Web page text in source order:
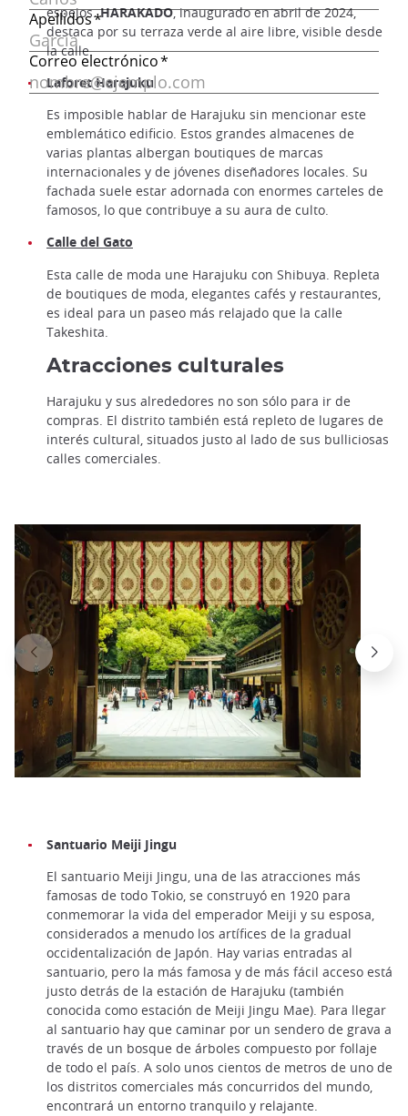
espejos.HARAKADO, inaugurado en abril de 2024,
destaca por su terraza verde al aire libre, visible desde
la calle.
Laforet Harajuku
Es imposible hablar de Harajuku sin mencionar este
emblemático edificio. Estos grandes almacenes de
varias plantas albergan boutiques de marcas
internacionales y de jóvenes diseñadores locales. Su
fachada suele estar adornada con enormes carteles de
famosos, lo que contribuye a su aura de culto.
Calle del Gato
Esta calle de moda une Harajuku con Shibuya. Repleta
de boutiques de moda, elegantes cafés y restaurantes,
es ideal para un paseo más relajado que la calle
Takeshita.
Atracciones culturales
Harajuku y sus alrededores no son sólo para ir de
compras. El distrito también está repleto de lugares de
interés cultural, situados justo al lado de sus bulliciosas
calles comerciales.
Santuario Meiji Jingu
El santuario Meiji Jingu, una de las atracciones más
famosas de todo Tokio, se construyó en 1920 para
conmemorar la vida del emperador Meiji y su esposa,
considerados a menudo los artífices de la gradual
occidentalización de Japón. Hay varias entradas al
santuario, pero la más famosa y de más fácil acceso está
justo detrás de la estación de Harajuku (también
conocida como estación de Meiji Jingu Mae). Para llegar
al santuario hay que caminar por un sendero de grava a
través de un bosque de árboles compuesto por follaje
de todo el país. A solo unos cientos de metros de uno de
los distritos comerciales más concurridos del mundo,
encontrará un entorno tranquilo y relajante.